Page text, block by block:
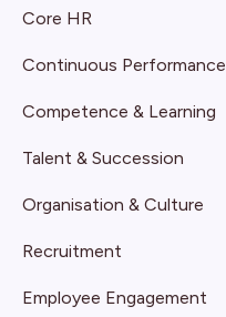
Core HR
Continuous Performance
Competence & Learning
Talent & Succession
Organisation & Culture
Recruitment
Employee Engagement